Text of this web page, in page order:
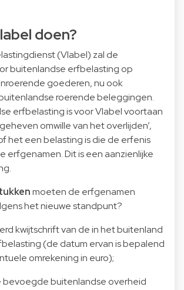
doen?
(Vlabel) zal de
buitenlandse erfbelasting op
goederen, nu ook
roerende beleggingen.
erfbelasting is voor Vlabel voortaan
omwille van het overlijden’,
het een belasting is die de erfenis
erfgenamen. Dit is een aanzienlijke
moeten de erfgenamen
het nieuwe standpunt?
kwijtschrift van de in het buitenland
(de datum ervan is bepalend
omrekening in euro);
bevoegde buitenlandse overheid